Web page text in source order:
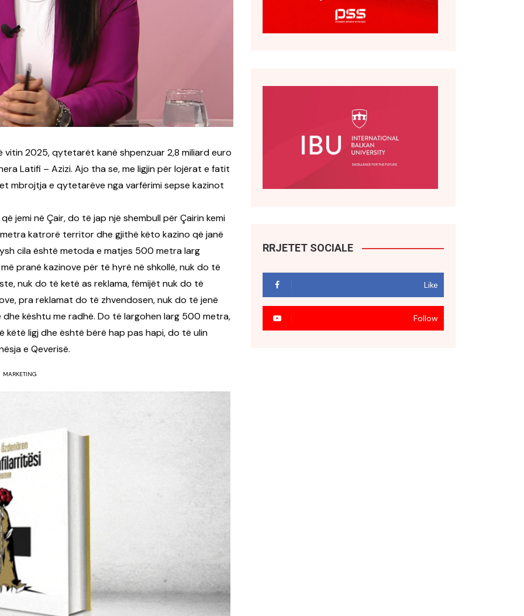
RELAKS
2025, qytetarët kanë shpenzuar 2,8 miliard euro
Latifi – Azizi. Ajo tha se, me ligjin për lojërat e fatit
mbrojtja e qytetarëve nga varfërimi sepse kazinot
jemi në Çair, do të jap një shembull për Çairin kemi
katrorë territor dhe gjithë këto kazino që janë
cila është metoda e matjes 500 metra larg
pranë kazinove për të hyrë në shkollë, nuk do të
nuk do të ketë as reklama, fëmijët nuk do të
pra reklamat do të zhvendosen, nuk do të jenë
kështu me radhë. Do të largohen larg 500 metra,
këtë ligj dhe është bërë hap pas hapi, do të ulin
e Qeverisë.
MARKETING
RRJETET SOCIALE
Like
Follow